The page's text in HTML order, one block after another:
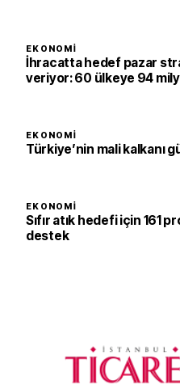
EKONOMI
İhracatta hedef pazar
veriyor: 60 ülkeye 94
EKONOMI
Türkiye’nin mali kalkanı
EKONOMI
Sıfır atık hedefi için 161
destek